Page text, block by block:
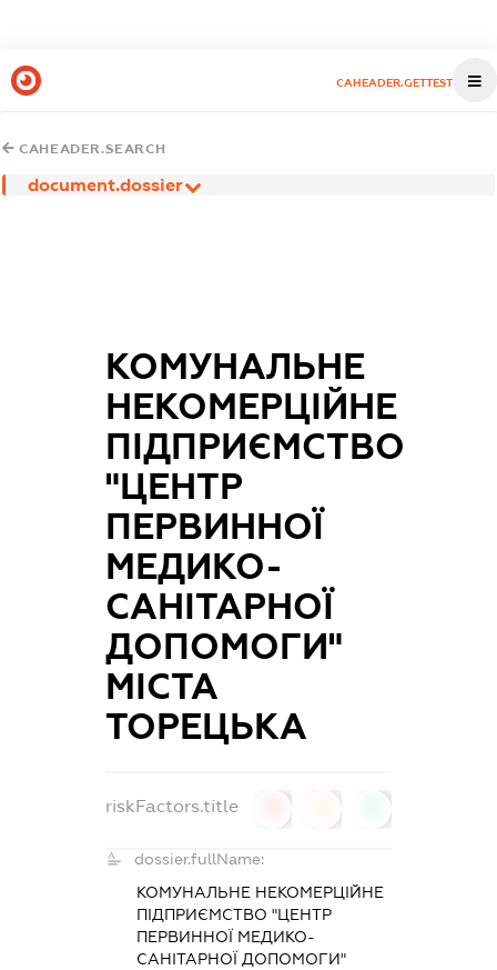
CAHEADER.GETTEST
CAHEADER.SEARCH
document.dossier
КОМУНАЛЬНЕ
НЕКОМЕРЦІЙНЕ
ПІДПРИЄМСТВО
"ЦЕНТР
ПЕРВИННОЇ
МЕДИКО-
САНІТАРНОЇ
ДОПОМОГИ"
МІСТА
ТОРЕЦЬКА
riskFactors.title
dossier.fullName:
КОМУНАЛЬНЕ НЕКОМЕРЦІЙНЕ
ПІДПРИЄМСТВО "ЦЕНТР
ПЕРВИННОЇ МЕДИКО-
САНІТАРНОЇ ДОПОМОГИ"